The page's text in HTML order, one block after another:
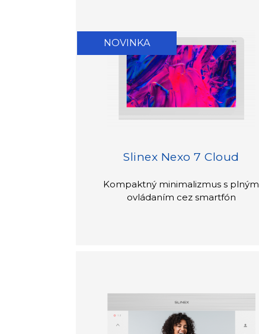
NOVINKA
Slinex Nexo 7 Cloud
Kompaktný minimalizmus s plným
ovládaním cez smartfón